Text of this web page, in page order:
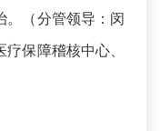
。（分管领导：闵
保障稽核中心、